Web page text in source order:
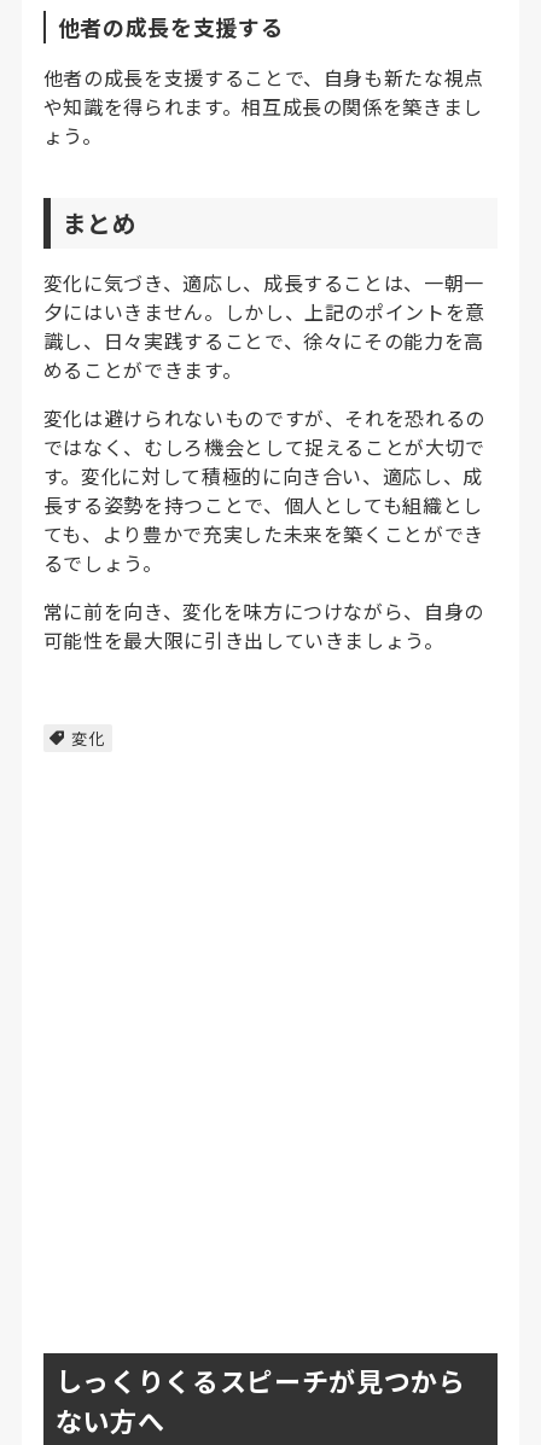
他者の成長を支援する
他者の成長を支援することで、自身も新たな視点
や知識を得られます。相互成長の関係を築きまし
ょう。
まとめ
変化に気づき、適応し、成長することは、一朝一
夕にはいきません。しかし、上記のポイントを意
識し、日々実践することで、徐々にその能力を高
めることができます。
変化は避けられないものですが、それを恐れるの
ではなく、むしろ機会として捉えることが大切で
す。変化に対して積極的に向き合い、適応し、成
長する姿勢を持つことで、個人としても組織とし
ても、より豊かで充実した未来を築くことができ
るでしょう。
常に前を向き、変化を味方につけながら、自身の
可能性を最大限に引き出していきましょう。
変化
しっくりくるスピーチが見つから
ない方へ